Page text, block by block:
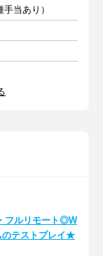
当あり）
フルリモート◎W
のテストプレイ★